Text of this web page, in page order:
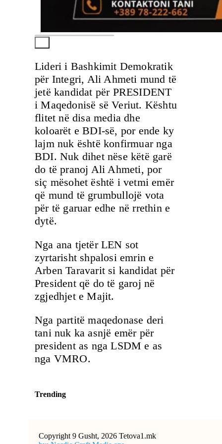
Lideri i Bashkimit Demokratik
për Integri, Ali Ahmeti mund të
jetë kandidat për PRESIDENT
i Maqedonisë së Veriut. Kështu
flitet në disa media dhe
koloarët e BDI-së, por ende ky
lajm nuk është konfirmuar nga
BDI. Nuk dihet nëse këtë garë
do të pranoj Ali Ahmeti, por
siç mësohet është i vetmi emër
që mund të grumbullojë vota
për të garuar edhe në rrethin e
dytë.
Nga ana tjetër LEN sot
zyrtarisht shpalosi emrin e
Arben Taravarit si kandidat për
President që do të garoj në
zgjedhjet e Majit.
Nga partitë maqedonase deri
tani nuk ka asnjë emër për
president as nga LSDM e as
nga VMRO.
Trending
Copyright 9 Gusht, 2026 Tetova1.mk